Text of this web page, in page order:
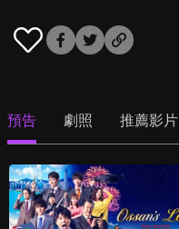
預告 劇照 推薦影片